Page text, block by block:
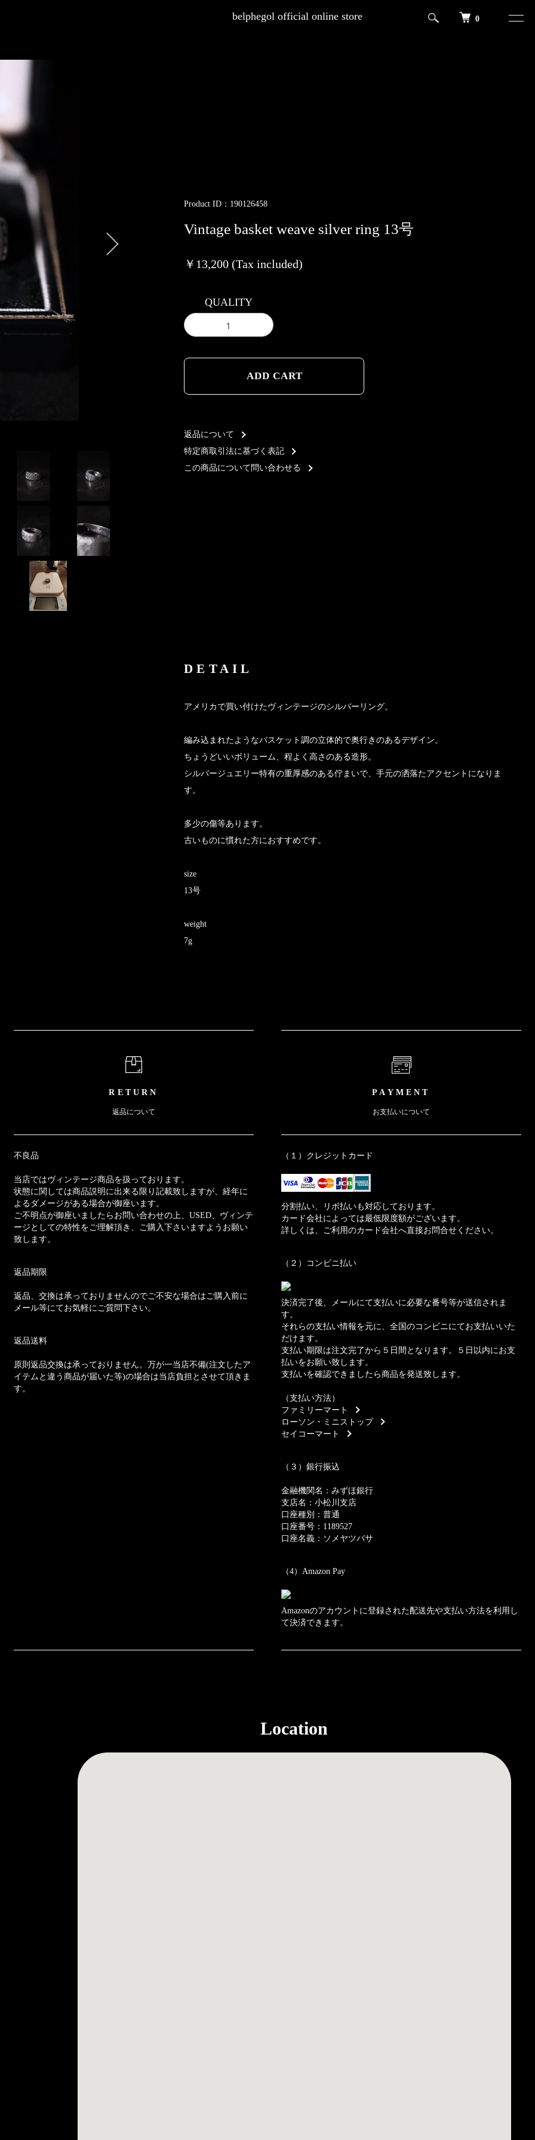
belphegol official online store 0
Product ID：190126458
Vintage basket weave silver ring 13号
￥13,200 (Tax included)
QUALITY
ADD CART
ADD CART
返品について
特定商取引法に基づく表記
この商品について問い合わせる
DETAIL
アメリカで買い付けたヴィンテージのシルバーリング。
編み込まれたようなバスケット調の立体的で奥行きのあるデザイン。
ちょうどいいボリューム、程よく高さのある造形。
シルバージュエリー特有の重厚感のある佇まいで、手元の洒落たアクセントになりま
す。
多少の傷等あります。
古いものに慣れた方におすすめです。
size
13号
weight
7g
RETURN
返品について
不良品
当店ではヴィンテージ商品を扱っております。
状態に関しては商品説明に出来る限り記載致しますが、経年に
よるダメージがある場合が御座います。
ご不明点が御座いましたらお問い合わせの上、USED、ヴィンテ
ージとしての特性をご理解頂き、ご購入下さいますようお願い
致します。
返品期限
返品、交換は承っておりませんのでご不安な場合はご購入前に
メール等にてお気軽にご質問下さい。
返品送料
原則返品交換は承っておりません。万が一当店不備(注文したア
イテムと違う商品が届いた等)の場合は当店負担とさせて頂きま
す。
PAYMENT
お支払いについて
（１）クレジットカード
分割払い、リボ払いも対応しております。
カード会社によっては最低限度額がございます。
詳しくは、ご利用のカード会社へ直接お問合せください。
（２）コンビニ払い
決済完了後、メールにて支払いに必要な番号等が送信されま
す。
それらの支払い情報を元に、全国のコンビニにてお支払いいた
だけます。
支払い期限は注文完了から５日間となります。５日以内にお支
払いをお願い致します。
支払いを確認できましたら商品を発送致します。
（支払い方法）
ファミリーマート
ローソン・ミニストップ
セイコーマート
（３）銀行振込
金融機関名：みずほ銀行
支店名：小松川支店
口座種別：普通
口座番号：1189527
口座名義：ソメヤツバサ
（4）Amazon Pay
Amazonのアカウントに登録された配送先や支払い方法を利用し
て決済できます。
Location